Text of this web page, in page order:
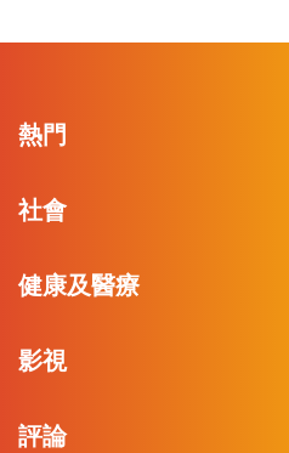
熱門
社會
健康及醫療
影視
評論